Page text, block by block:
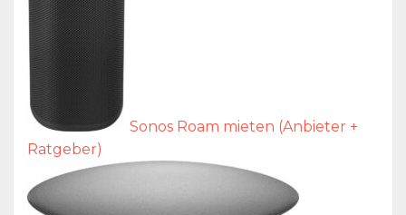
Sonos Roam mieten (Anbieter +
Ratgeber)